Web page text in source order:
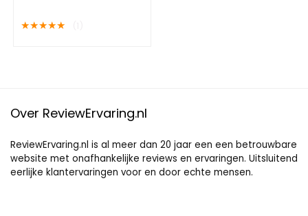
Proteïne Poeder – 40
Eiwitshakes –
★★★★★
Over ReviewErvaring.nl
ReviewErvaring.nl is al meer dan 20 jaar een een betrouwbare
website met onafhankelijke reviews en ervaringen. Uitsluitend
eerlijke klantervaringen voor en door echte mensen.